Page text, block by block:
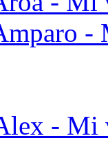
-
- Mi